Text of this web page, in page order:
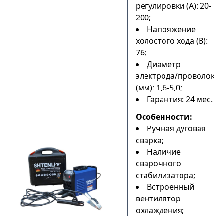
регулировки (А): 20-
200;
Напряжение
холостого хода (В):
76;
Диаметр
электрода/
(мм): 1,6-5,0;
Гарантия: 24 мес.
Особенности:
Ручная дуговая
сварка;
Наличие
сварочного
стабилизатора;
Встроенный
вентилятор
охлаждения;